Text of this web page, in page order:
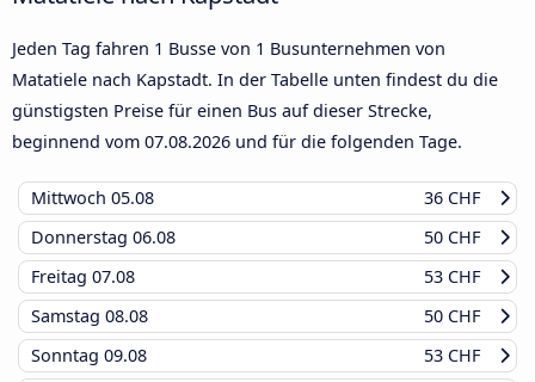
Jeden Tag fahren 1 Busse von 1 Busunternehmen von
Matatiele nach Kapstadt. In der Tabelle unten findest du die
günstigsten Preise für einen Bus auf dieser Strecke,
beginnend vom 07.08.2026 und für die folgenden Tage.
Mittwoch 05.08
36 CHF
Donnerstag 06.08
50 CHF
Freitag 07.08
53 CHF
Samstag 08.08
50 CHF
Sonntag 09.08
53 CHF